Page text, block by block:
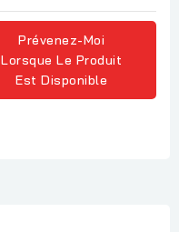
Prévenez-Moi
Lorsque Le Produit
Est Disponible